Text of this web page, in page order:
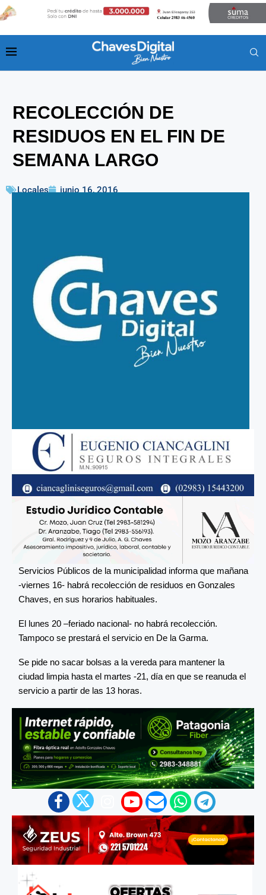
RECOLECCIÓN DE
RESIDUOS EN EL FIN DE
SEMANA LARGO
Locales junio 16, 2016
Servicios Públicos de la municipalidad informa que mañana
-viernes 16- habrá recolección de residuos en Gonzales
Chaves, en sus horarios habituales.
El lunes 20 –feriado nacional- no habrá recolección.
Tampoco se prestará el servicio en De la Garma.
Se pide no sacar bolsas a la vereda para mantener la
ciudad limpia hasta el martes -21, día en que se reanuda el
servicio a partir de las 13 horas.